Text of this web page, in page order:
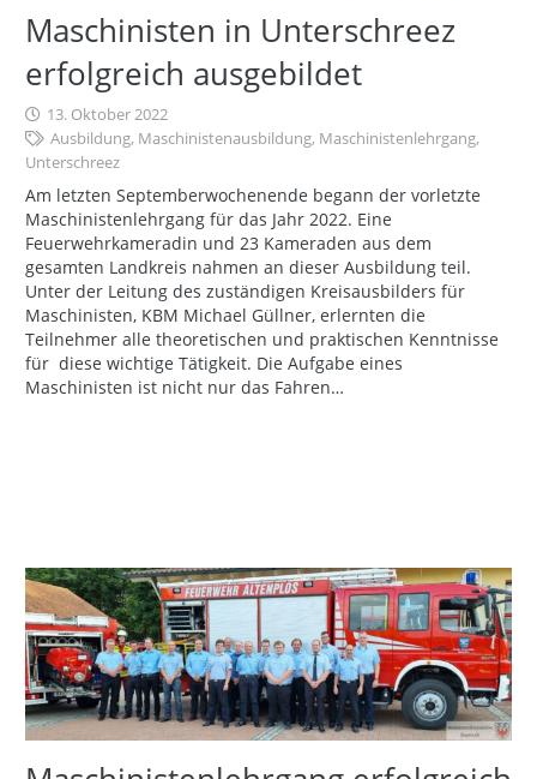
Maschinisten in Unterschreez
erfolgreich ausgebildet
13. Oktober 2022
Ausbildung, Maschinistenausbildung, Maschinistenlehrgang,
Unterschreez
Am letzten Septemberwochenende begann der vorletzte
Maschinistenlehrgang für das Jahr 2022. Eine
Feuerwehrkameradin und 23 Kameraden aus dem
gesamten Landkreis nahmen an dieser Ausbildung teil.
Unter der Leitung des zuständigen Kreisausbilders für
Maschinisten, KBM Michael Güllner, erlernten die
Teilnehmer alle theoretischen und praktischen Kenntnisse
für diese wichtige Tätigkeit. Die Aufgabe eines
Maschinisten ist nicht nur das Fahren…